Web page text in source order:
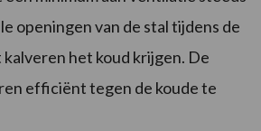
openingen van de stal tijdens de
het koud krijgen. De
efficiënt tegen de koude te